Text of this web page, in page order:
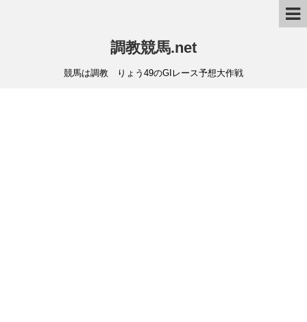
調教競馬.net
競馬は調教 りょう49のGIレース予想大作戦